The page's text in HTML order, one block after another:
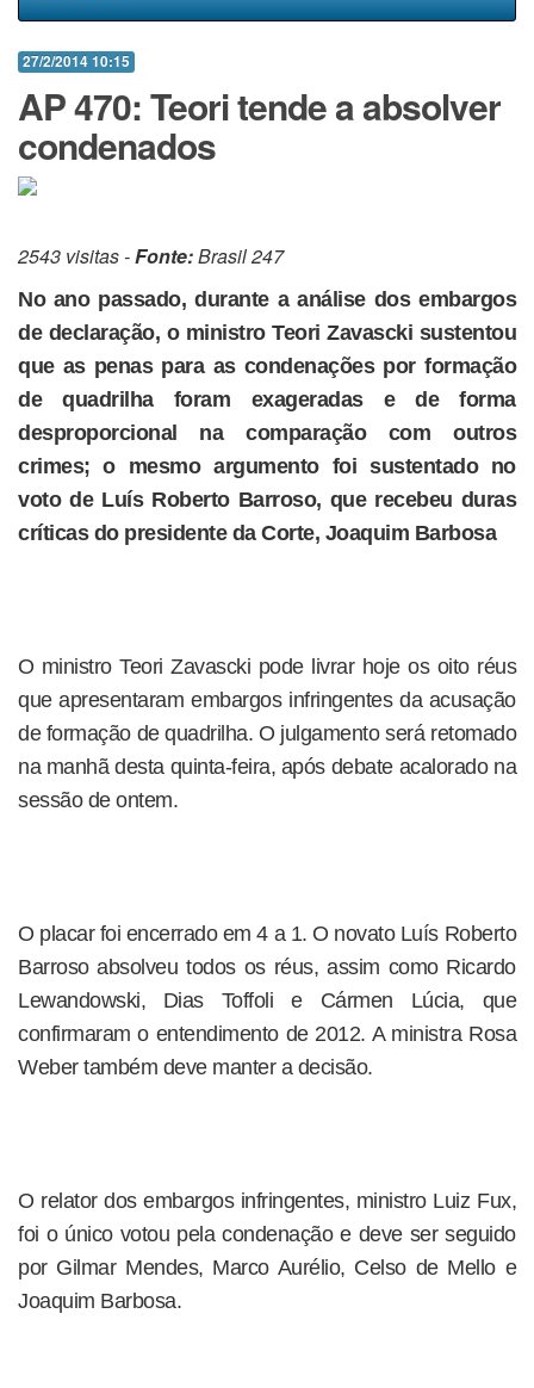
27/2/2014 10:15
AP 470: Teori tende a absolver
condenados
2543 visitas -Fonte:Brasil 247
No ano passado, durante a análise dos embargos
de declaração, o ministro Teori Zavascki sustentou
que as penas para as condenações por formação
de quadrilha foram exageradas e de forma
desproporcional na comparação com outros
crimes; o mesmo argumento foi sustentado no
voto de Luís Roberto Barroso, que recebeu duras
críticas do presidente da Corte, Joaquim Barbosa
O ministro Teori Zavascki pode livrar hoje os oito réus
que apresentaram embargos infringentes da acusação
de formação de quadrilha. O julgamento será retomado
na manhã desta quinta-feira, após debate acalorado na
sessão de ontem.
O placar foi encerrado em 4 a 1. O novato Luís Roberto
Barroso absolveu todos os réus, assim como Ricardo
Lewandowski, Dias Toffoli e Cármen Lúcia, que
confirmaram o entendimento de 2012. A ministra Rosa
Weber também deve manter a decisão.
O relator dos embargos infringentes, ministro Luiz Fux,
foi o único votou pela condenação e deve ser seguido
por Gilmar Mendes, Marco Aurélio, Celso de Mello e
Joaquim Barbosa.